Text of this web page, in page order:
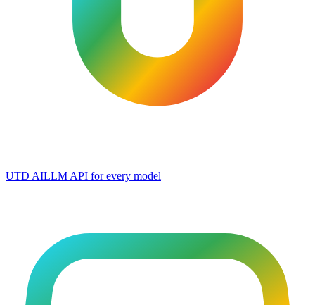
UTD AILLM API for every model